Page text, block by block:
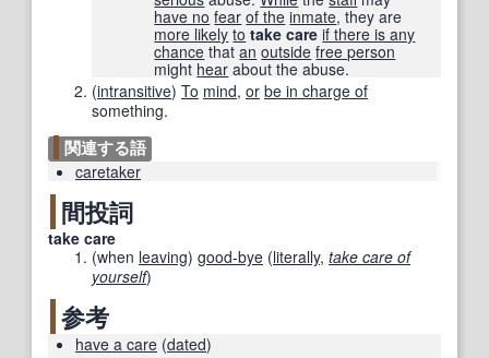
have no fear of the inmate, they are
more likely to take care if there is any
chance thatan outside free person
might hear about the abuse.
(intransitive) To mind, or be in charge of
something.
関連する語
caretaker
間投詞
take care
(when leaving) good-bye (literally, take care of
yourself)
参考
have a care (dated)